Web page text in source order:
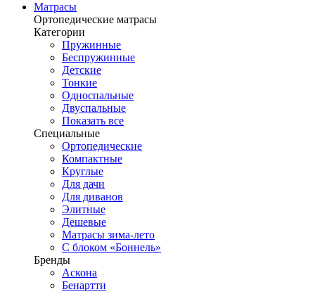
Матрасы
Ортопедические матрасы
Категории
Пружинные
Беспружинные
Детские
Тонкие
Односпальные
Двуспальные
Показать все
Специальные
Ортопедические
Компактные
Круглые
Для дачи
Для диванов
Элитные
Дешевые
Матрасы зима-лето
С блоком «Боннель»
Бренды
Аскона
Бенартти